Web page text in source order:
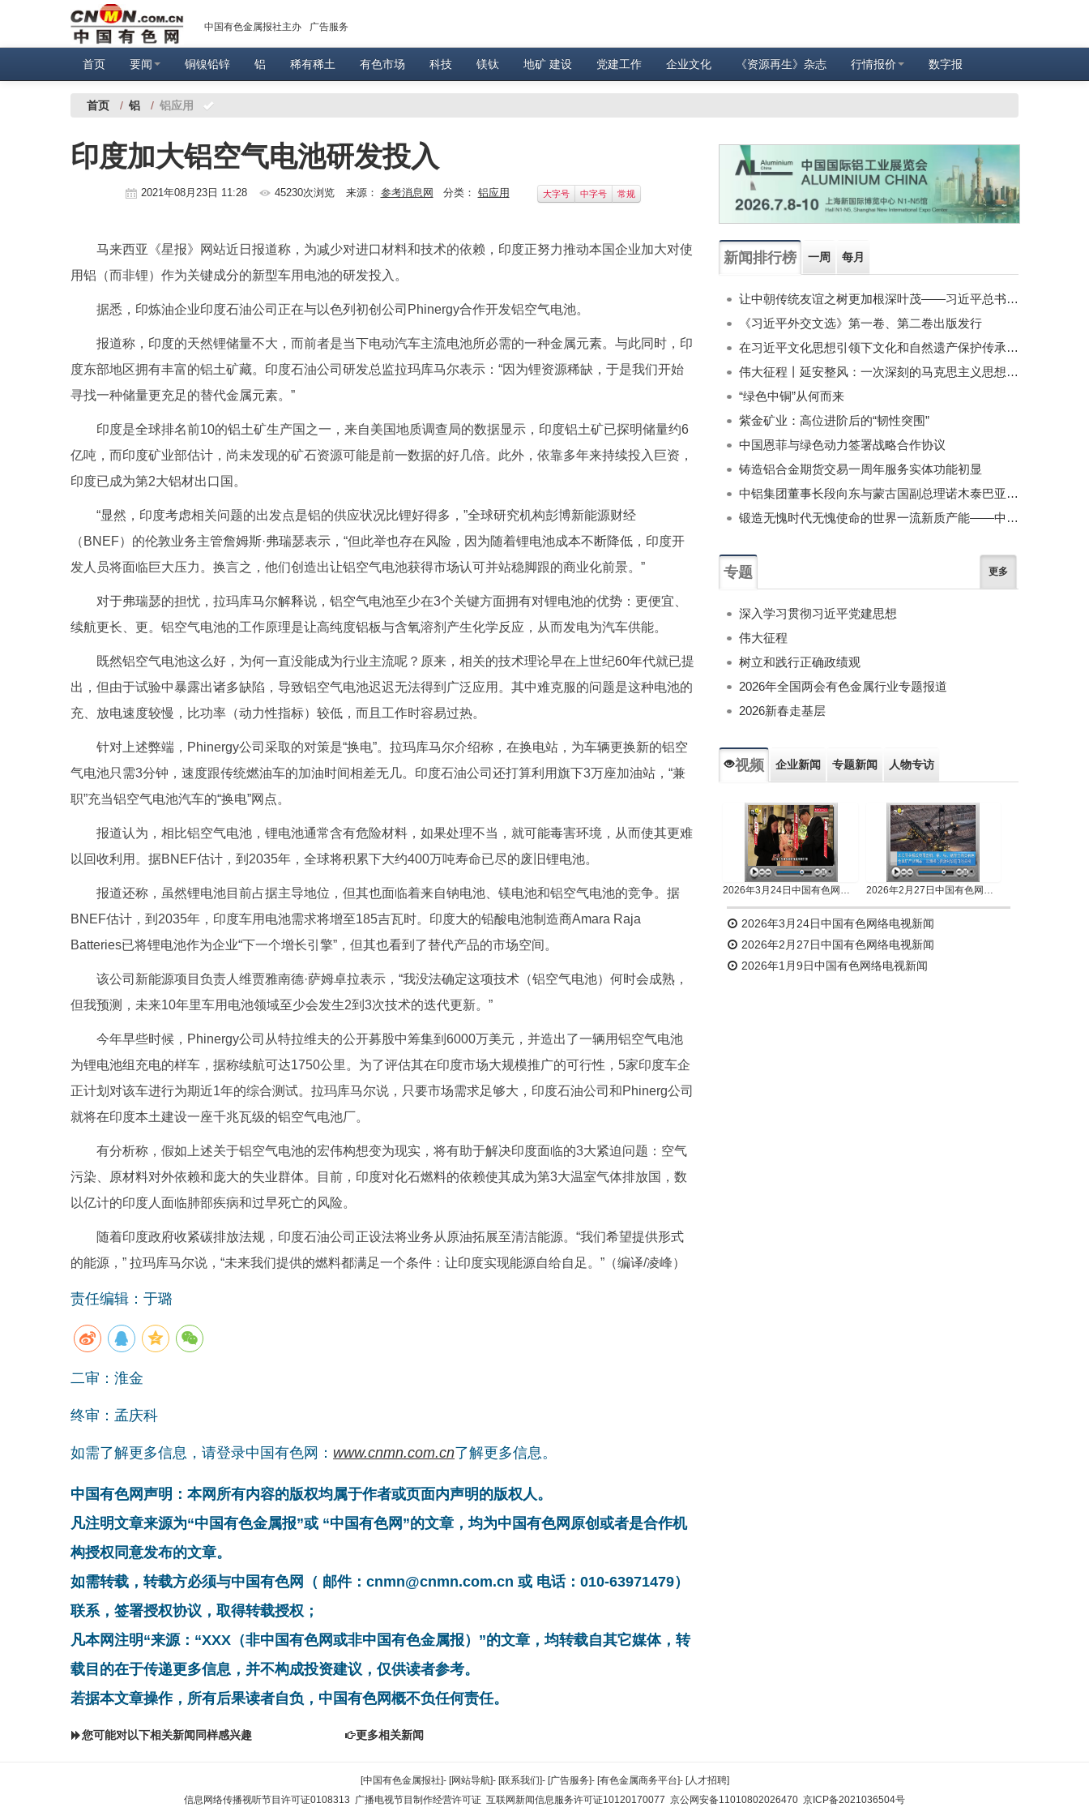
中国有色金属报社主办 广告服务
首页 要闻 铜镍铅锌 铝 稀有稀土 有色市场 科技 镁钛 地矿 建设 党建工作 企业文化 《资源再生》杂志 行情报价 数字报
首页 / 铝 / 铝应用
印度加大铝空气电池研发投入
2021年08月23日 11:28 45230次浏览 来源： 参考消息网 分类： 铝应用 大字号 中字号 常规
马来西亚《星报》网站近日报道称，为减少对进口材料和技术的依赖，印度正努力推动本国企业加大对使
用铝（而非锂）作为关键成分的新型车用电池的研发投入。
据悉，印炼油企业印度石油公司正在与以色列初创公司Phinergy合作开发铝空气电池。
报道称，印度的天然锂储量不大，而前者是当下电动汽车主流电池所必需的一种金属元素。与此同时，印
度东部地区拥有丰富的铝土矿藏。印度石油公司研发总监拉玛库马尔表示：“因为锂资源稀缺，于是我们开始
寻找一种储量更充足的替代金属元素。”
印度是全球排名前10的铝土矿生产国之一，来自美国地质调查局的数据显示，印度铝土矿已探明储量约6
亿吨，而印度矿业部估计，尚未发现的矿石资源可能是前一数据的好几倍。此外，依靠多年来持续投入巨资，
印度已成为第2大铝材出口国。
“显然，印度考虑相关问题的出发点是铝的供应状况比锂好得多，”全球研究机构彭博新能源财经
（BNEF）的伦敦业务主管詹姆斯·弗瑞瑟表示，“但此举也存在风险，因为随着锂电池成本不断降低，印度开
发人员将面临巨大压力。换言之，他们创造出让铝空气电池获得市场认可并站稳脚跟的商业化前景。”
对于弗瑞瑟的担忧，拉玛库马尔解释说，铝空气电池至少在3个关键方面拥有对锂电池的优势：更便宜、
续航更长、更。铝空气电池的工作原理是让高纯度铝板与含氧溶剂产生化学反应，从而发电为汽车供能。
既然铝空气电池这么好，为何一直没能成为行业主流呢？原来，相关的技术理论早在上世纪60年代就已提
出，但由于试验中暴露出诸多缺陷，导致铝空气电池迟迟无法得到广泛应用。其中难克服的问题是这种电池的
充、放电速度较慢，比功率（动力性指标）较低，而且工作时容易过热。
针对上述弊端，Phinergy公司采取的对策是“换电”。拉玛库马尔介绍称，在换电站，为车辆更换新的铝空
气电池只需3分钟，速度跟传统燃油车的加油时间相差无几。印度石油公司还打算利用旗下3万座加油站，“兼
职”充当铝空气电池汽车的“换电”网点。
报道认为，相比铝空气电池，锂电池通常含有危险材料，如果处理不当，就可能毒害环境，从而使其更难
以回收利用。据BNEF估计，到2035年，全球将积累下大约400万吨寿命已尽的废旧锂电池。
报道还称，虽然锂电池目前占据主导地位，但其也面临着来自钠电池、镁电池和铝空气电池的竞争。据
BNEF估计，到2035年，印度车用电池需求将增至185吉瓦时。印度大的铅酸电池制造商Amara Raja
Batteries已将锂电池作为企业“下一个增长引擎”，但其也看到了替代产品的市场空间。
该公司新能源项目负责人维贾雅南德·萨姆卓拉表示，“我没法确定这项技术（铝空气电池）何时会成熟，
但我预测，未来10年里车用电池领域至少会发生2到3次技术的迭代更新。”
今年早些时候，Phinergy公司从特拉维夫的公开募股中筹集到6000万美元，并造出了一辆用铝空气电池
为锂电池组充电的样车，据称续航可达1750公里。为了评估其在印度市场大规模推广的可行性，5家印度车企
正计划对该车进行为期近1年的综合测试。拉玛库马尔说，只要市场需求足够大，印度石油公司和Phinerg公司
就将在印度本土建设一座千兆瓦级的铝空气电池厂。
有分析称，假如上述关于铝空气电池的宏伟构想变为现实，将有助于解决印度面临的3大紧迫问题：空气
污染、原材料对外依赖和庞大的失业群体。目前，印度对化石燃料的依赖使其成为第3大温室气体排放国，数
以亿计的印度人面临肺部疾病和过早死亡的风险。
随着印度政府收紧碳排放法规，印度石油公司正设法将业务从原油拓展至清洁能源。“我们希望提供形式
的能源，” 拉玛库马尔说，“未来我们提供的燃料都满足一个条件：让印度实现能源自给自足。”（编译/凌峰）
责任编辑：于璐
二审：淮金
终审：孟庆科
如需了解更多信息，请登录中国有色网： www.cnmn.com.cn了解更多信息。
中国有色网声明：本网所有内容的版权均属于作者或页面内声明的版权人。
凡注明文章来源为“中国有色金属报”或 “中国有色网”的文章，均为中国有色网原创或者是合作机
构授权同意发布的文章。
如需转载，转载方必须与中国有色网（ 邮件：cnmn@cnmn.com.cn 或 电话：010-63971479）
联系，签署授权协议，取得转载授权；
凡本网注明“来源：“XXX（非中国有色网或非中国有色金属报）”的文章，均转载自其它媒体，转
载目的在于传递更多信息，并不构成投资建议，仅供读者参考。
若据本文章操作，所有后果读者自负，中国有色网概不负任何责任。
您可能对以下相关新闻同样感兴趣 更多相关新闻
新闻排行榜 一周 每月
让中朝传统友谊之树更加根深叶茂——习近平总书记对朝鲜进行国事访问纪实
《习近平外交文选》第一卷、第二卷出版发行
在习近平文化思想引领下文化和自然遗产保护传承利用工作开创新局面
伟大征程丨延安整风：一次深刻的马克思主义思想教育运动
“绿色中铜”从何而来
紫金矿业：高位进阶后的“韧性突围”
中国恩菲与绿色动力签署战略合作协议
铸造铝合金期货交易一周年服务实体功能初显
中铝集团董事长段向东与蒙古国副总理诺木泰巴亚尔举行会谈
锻造无愧时代无愧使命的世界一流新质产能——中国有色金属工业的战略应对与破局之道（二）
专题 更多
深入学习贯彻习近平党建思想
伟大征程
树立和践行正确政绩观
2026年全国两会有色金属行业专题报道
2026新春走基层
视频 企业新闻 专题新闻 人物专访
2026年3月24日中国有色网络电视新闻 2026年2月27日中国有色网络电视新闻
2026年3月24日中国有色网络电视新闻
2026年2月27日中国有色网络电视新闻
2026年1月9日中国有色网络电视新闻
[中国有色金属报社]- [网站导航]- [联系我们]- [广告服务]- [有色金属商务平台]- [人才招聘]
信息网络传播视听节目许可证0108313 广播电视节目制作经营许可证 互联网新闻信息服务许可证10120170077 京公网安备11010802026470 京ICP备2021036504号